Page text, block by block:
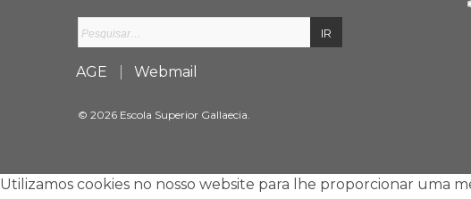
AGE Webmail
© 2026 Escola Superior Gallaecia.
Utilizamos cookies no nosso website para lhe proporcionar uma